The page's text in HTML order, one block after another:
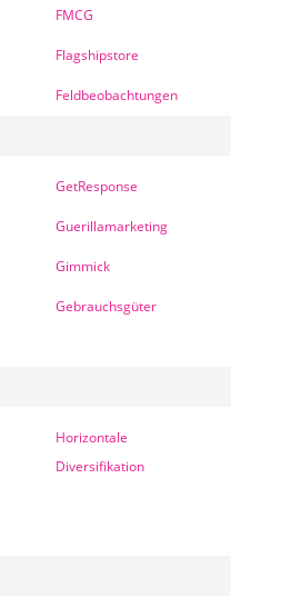
FMCG
Flagshipstore
Feldbeobachtungen
GetResponse
Guerillamarketing
Gimmick
Gebrauchsgüter
Horizontale
Diversifikation